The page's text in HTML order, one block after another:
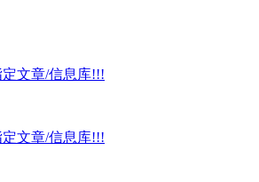
文章/信息库!!!
文章/信息库!!!